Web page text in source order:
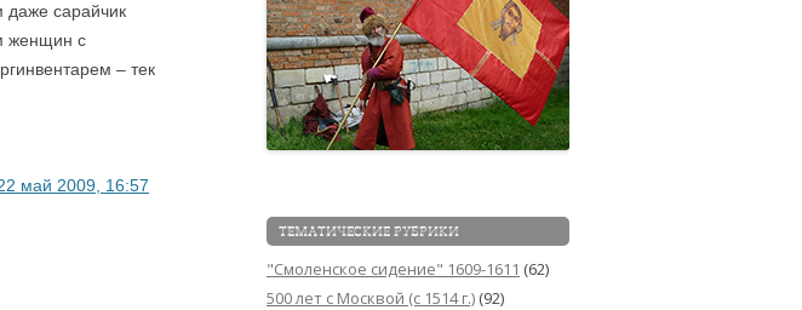
даже сарайчик
женщин с
– тек
май 2009, 16:57
ТЕМАТИЧЕСКИЕ РУБРИКИ
"Смоленское сидение" 1609-1611 (62)
500 лет с Москвой (c 1514 г.) (92)